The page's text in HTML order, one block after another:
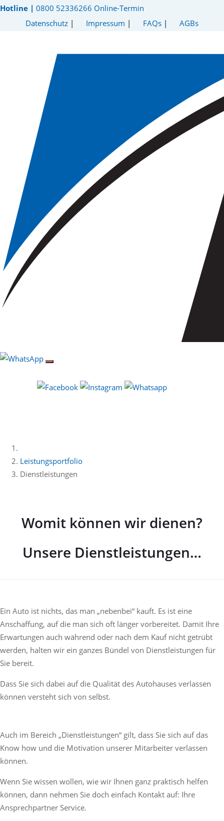
Hotline | 0800 52336266 Online-Termin
Datenschutz | Impressum | FAQs | AGBs
Leistungsportfolio
Dienstleistungen
Womit können wir dienen?
Unsere Dienstleistungen…
Ein Auto ist nichts, das man „nebenbei“ kauft. Es ist eine
Anschaffung, auf die man sich oft länger vorbereitet. Damit Ihre
Erwartungen auch während oder nach dem Kauf nicht getrübt
werden, halten wir ein ganzes Bündel von Dienstleistungen für
Sie bereit.
Dass Sie sich dabei auf die Qualität des Autohauses verlassen
können versteht sich von selbst.
Auch im Bereich „Dienstleistungen“ gilt, dass Sie sich auf das
Know how und die Motivation unserer Mitarbeiter verlassen
können.
Wenn Sie wissen wollen, wie wir Ihnen ganz praktisch helfen
können, dann nehmen Sie doch einfach Kontakt auf: Ihre
Ansprechpartner Service.